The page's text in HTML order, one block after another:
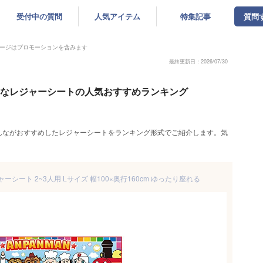
受付中の質問 人気アイテム 特集記事 質問
ジはプロモーションを含みます
最終更新日：2026/07/30
レジャーシートの人気おすすめランキング
がおすすめしたレジャーシートをランキング形式でご紹介します。気
ーシート 2~3人用 Lサイズ 幅100×奥行160cm ゆったり座れる